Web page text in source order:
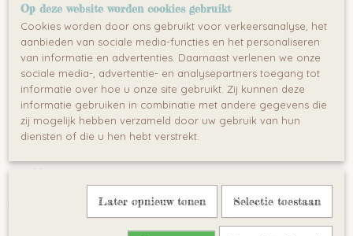
Belangrijkste functies:
matras in 3 niveaus te verstellen
om te bouwen tot peuterbed en Sofa
beschermende plastic bijtrand ter bescherming van
gevoelige tanden en tandvlees.
inclusief 2 kleine schotjes
matras afmetingen 70 x 140 cm (niet meegeleverd)
kleur wit
Op deze website worden cookies gebruikt
Cookies worden door ons gebruikt voor verkeersanalyse, het
aanbieden van sociale media-functies en het personaliseren
van informatie en advertenties. Daarnaast verlenen we onze
sociale media-, advertentie- en analysepartners toegang tot
informatie over hoe u onze site gebruikt. Zij kunnen deze
informatie gebruiken in combinatie met andere gegevens die
zij mogelijk hebben verzameld door uw gebruik van hun
diensten of die u hen hebt verstrekt.
Later opnieuw tonen Selectie toestaan